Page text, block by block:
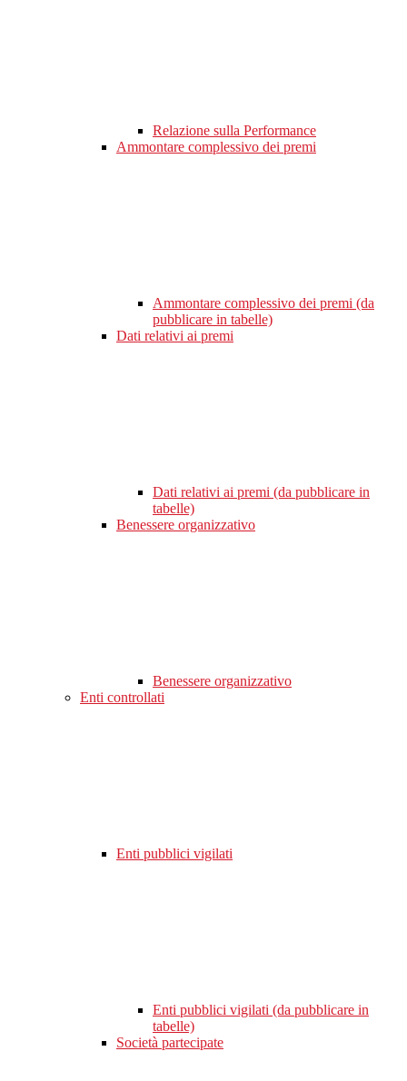
Relazione sulla Performance
Ammontare complessivo dei premi
Ammontare complessivo dei premi (da
pubblicare in tabelle)
Dati relativi ai premi
Dati relativi ai premi (da pubblicare in
tabelle)
Benessere organizzativo
Benessere organizzativo
Enti controllati
Enti pubblici vigilati
Enti pubblici vigilati (da pubblicare in
tabelle)
Società partecipate